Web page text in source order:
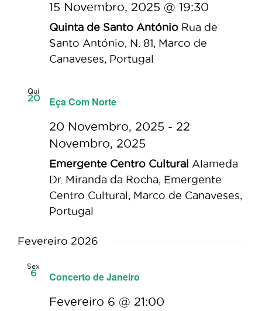
15 Novembro, 2025 @ 19:30
Quinta de Santo António Rua de
Santo António, N. 81, Marco de
Canaveses, Portugal
Qui
20 Eça Com Norte
20 Novembro, 2025 - 22
Novembro, 2025
Emergente Centro Cultural Alameda
Dr. Miranda da Rocha, Emergente
Centro Cultural, Marco de Canaveses,
Portugal
Fevereiro 2026
Sex
6 Concerto de Janeiro
Fevereiro 6 @ 21:00